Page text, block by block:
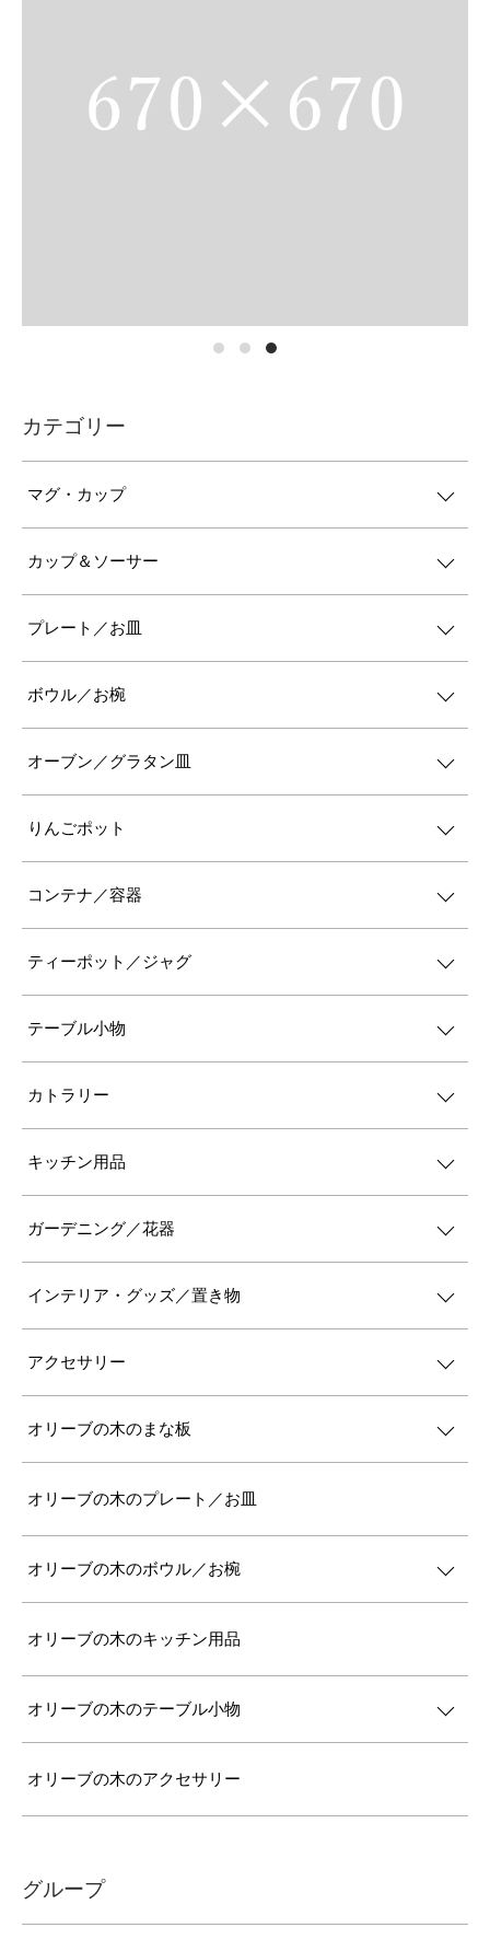
カテゴリー
マグ・カップ
カップ＆ソーサー
プレート／お皿
ボウル／お椀
オーブン／グラタン皿
りんごポット
コンテナ／容器
ティーポット／ジャグ
テーブル小物
カトラリー
キッチン用品
ガーデニング／花器
インテリア・グッズ／置き物
アクセサリー
オリーブの木のまな板
オリーブの木のプレート／お皿
オリーブの木のボウル／お椀
オリーブの木のキッチン用品
オリーブの木のテーブル小物
オリーブの木のアクセサリー
グループ